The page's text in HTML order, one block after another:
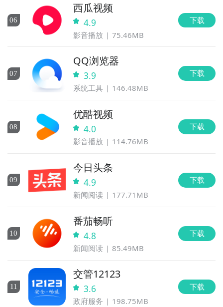
06
西瓜视频
4.9
影音播放 75.46MB
下载
07
QQ浏览器
3.9
系统工具 146.48MB
下载
08
优酷视频
4.0
影音播放 114.76MB
下载
09
今日头条
4.9
新闻阅读 177.71MB
下载
10
番茄畅听
4.8
新闻阅读 85.49MB
下载
11
交管12123
3.6
政府服务 198.75MB
下载